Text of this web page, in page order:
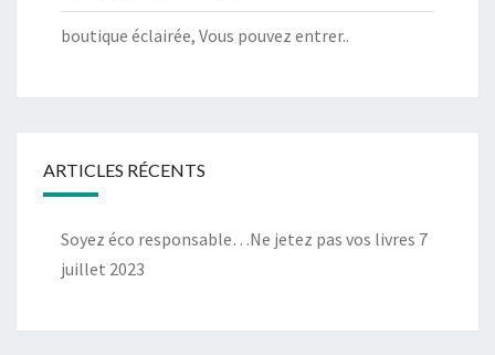
boutique éclairée, Vous pouvez entrer..
ARTICLES RÉCENTS
Soyez éco responsable…Ne jetez pas vos livres 7
juillet 2023